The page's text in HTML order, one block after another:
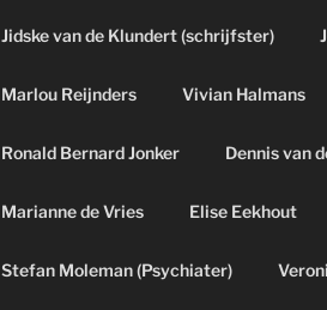
Jidske van de Klundert (schrijfster)
Marlou Reijnders Vivian Halmans
Ronald Bernard Jonker Dennis van
Marianne de Vries Elise Eekhout
Stefan Moleman (Psychiater)